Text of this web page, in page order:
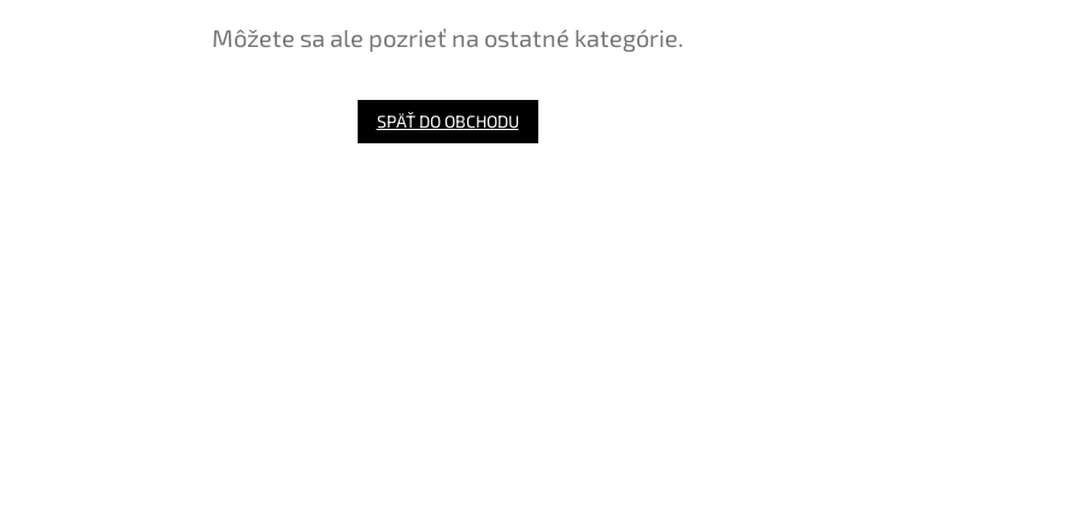
Môžete sa ale pozrieť na ostatné kategórie.
SPÄŤ DO OBCHODU